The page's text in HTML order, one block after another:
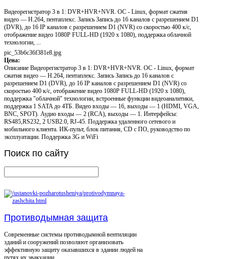
Видеорегистратор 3 в 1: DVR+HVR+NVR. ОС - Linux, формат сжатия
видео — H.264, пентаплекс. Запись Запись до 16 каналов с разрешением D1
(DVR), до 16 IP каналов с разрешением D1 (NVR) со скоростью 400 к/c,
отображение видео 1080P FULL-HD (1920 x 1080), поддержка облачной
технологии, ...
pic_53b6c36f381e8.jpg
Цена:
Описание Видеорегистратор 3 в 1: DVR+HVR+NVR. ОС - Linux, формат
сжатия видео — H.264, пентаплекс. Запись Запись до 16 каналов с
разрешением D1 (DVR), до 16 IP каналов с разрешением D1 (NVR) со
скоростью 400 к/c, отображение видео 1080P FULL-HD (1920 x 1080),
поддержка "облачной" технологии, встроенные функции видеоаналитики,
поддержка 1 SATA до 4ТБ. Видео входы — 16, выходы — 1 (HDMI, VGA,
BNC, SPOT). Аудио входы — 2 (RCA), выходы — 1. Интерфейсы:
RS485,RS232, 2 USB2.0, RJ-45. Поддержка удаленного сетевого и
мобильного клиента. ИК-пульт, блок питания, CD с ПО, руководство по
эксплуатации. Поддержка 3G и WiFi
Поиск по сайту
Противодымная защита
Современные системы противодымной вентиляции
зданий и сооружений позволяют организовать
эффективную защиту оказавшихся в здании людей на